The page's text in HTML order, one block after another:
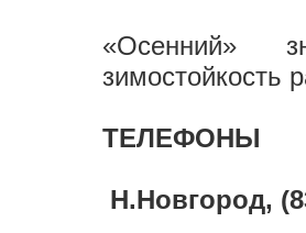
«Осенний»
зимостойкость
ТЕЛЕФОНЫ
Н.Новгород,